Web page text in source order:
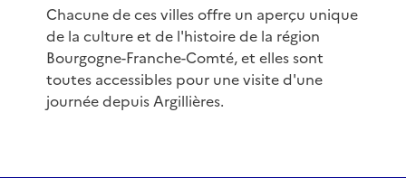
Chacune de ces villes offre un aperçu unique
de la culture et de l'histoire de la région
Bourgogne-Franche-Comté, et elles sont
toutes accessibles pour une visite d'une
journée depuis Argillières.